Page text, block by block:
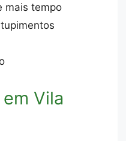
mais tempo
Vila